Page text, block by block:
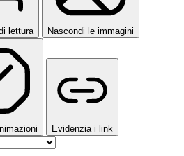
lettura Nascondi le immagini
Evidenzia i link